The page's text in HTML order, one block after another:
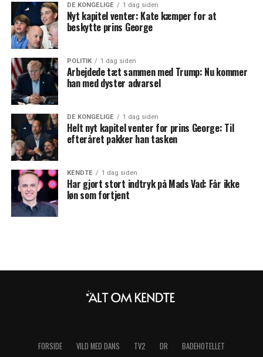
DE KONGELIGE 1 dag siden
Nyt kapitel venter: Kate kæmper for at
beskytte prins George
POLITIK 1 dag siden
Arbejdede tæt sammen med Trump: Nu kommer
han med dyster advarsel
DE KONGELIGE 1 dag siden
Helt nyt kapitel venter for prins George: Til
efteråret pakker han tasken
KENDTE 1 dag siden
Har gjort stort indtryk på Mads Vad: Får ikke
løn som fortjent
FORSIDE VILD MED DANS TV2 DR
BADEHOTELLET